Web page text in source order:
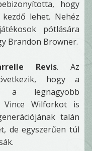
hogy
lehet. Nehéz
pótlására
Brandon Browner.
Revis. Az
hogy a
a legnagyobb
Vince Wilforkot is
talán
de egyszerűen túl